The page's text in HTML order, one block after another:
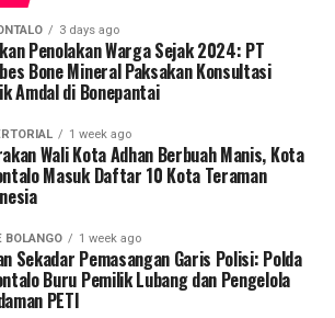
dispensasi atau surat izin keluar
bergerak mobile menyasar sejumlah
menjadi pusat keramaian dan
Citimall Gorontalo,
alat tulis Toko Ira dan
beberapa rumah makan strategis di
Kota Gorontalo Marwan Saleh
perdana di awal pekan ini
3 days ago
Penolakan Warga Sejak 2024: PT
Bone Mineral Paksakan Konsultasi
Amdal di Bonepantai
1 week ago
Wali Kota Adhan Berbuah Manis, Kota
Masuk Daftar 10 Kota Teraman
BOLANGO 1 week ago
Sekadar Pemasangan Garis Polisi: Polda
Buru Pemilik Lubang dan Pengelola
PETI